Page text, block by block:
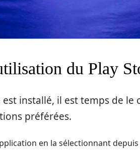
du Play
installé, il est temps de le
préférées.
en la sélectionnant